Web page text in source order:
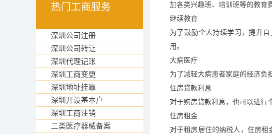
热门工商服务
深圳公司注册
深圳公司转让
深圳代理记账
深圳工商变更
深圳地址挂靠
深圳开设基本户
深圳工商注销
二类医疗器械备案
加各类兴趣班、培训班等的教育
继续教育
为了鼓励个人持续学习，提升
用。
大病医疗
为了减轻大病患者家庭的经济负
住房贷款利息
对于购房贷款利息，也可以进行
住房租金
对于租房居住的纳税人，住房